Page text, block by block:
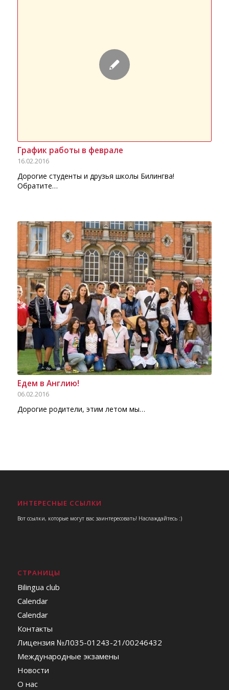
График работы в феврале
16.02.2016
Дорогие студенты и друзья школы Билингва!
Обратите…
Едем в Англию!
06.02.2016
Дорогие родители, этим летом мы…
ИНТЕРЕСНЫЕ ССЫЛКИ
Вот ссылки, которые могут вас заинтересовать! Наслаждайтесь :)
СТРАНИЦЫ
Bilingua club
Calendar
Calendar
Контакты
Лицензия №Л035-01243-21/00246432
Международные экзамены
Новости
О нас